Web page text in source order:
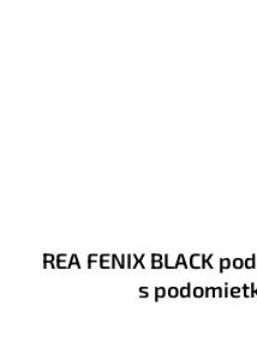
REA FENIX BLACK
s